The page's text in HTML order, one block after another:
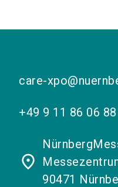
care-
+49 9 11 86 06
place
90471